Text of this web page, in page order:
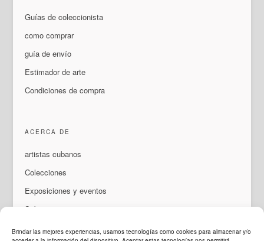
Brindar las mejores experiencias, usamos tecnologías como cookies para almacenar y/o
Guías de coleccionista
como comprar
guía de envío
Estimador de arte
Condiciones de compra
ACERCA DE
artistas cubanos
Colecciones
Exposiciones y eventos
Sobre nosotros
Contacto